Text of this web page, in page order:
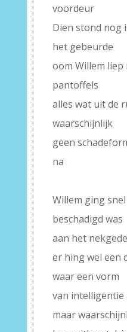
voordeur
Dien stond nog
het gebeurde
oom Willem
pantoffels
alles wat uit de
waarschijnlijk
geen
na
Willem ging
beschadigd was
aan het
er hing wel een
waar een vorm
van intelligentie
maar